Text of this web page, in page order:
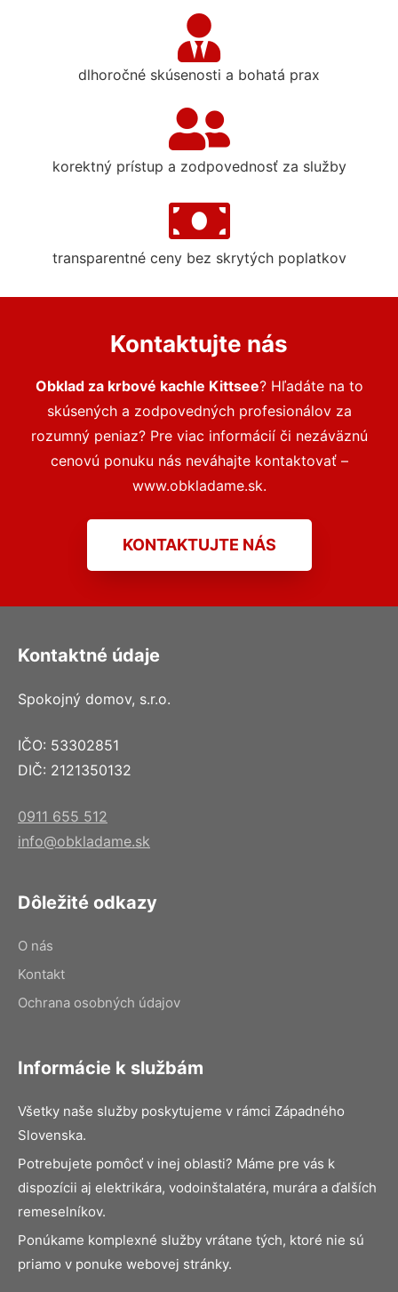
dlhoročné skúsenosti a bohatá prax
korektný prístup a zodpovednosť za služby
transparentné ceny bez skrytých poplatkov
Kontaktujte nás
Obklad za krbové kachle Kittsee? Hľadáte na to
skúsených a zodpovedných profesionálov za
rozumný peniaz? Pre viac informácií či nezáväznú
cenovú ponuku nás neváhajte kontaktovať –
www.obkladame.sk.
KONTAKTUJTE NÁS
Kontaktné údaje
Spokojný domov, s.r.o.
IČO: 53302851
DIČ: 2121350132
0911 655 512
info@obkladame.sk
Dôležité odkazy
O nás
Kontakt
Ochrana osobných údajov
Informácie k službám
Všetky naše služby poskytujeme v rámci Západného
Slovenska.
Potrebujete pomôcť v inej oblasti? Máme pre vás k
dispozícii aj elektrikára, vodoinštalatéra, murára a ďalších
remeselníkov.
Ponúkame komplexné služby vrátane tých, ktoré nie sú
priamo v ponuke webovej stránky.